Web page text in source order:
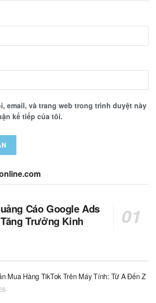
email, và trang web trong trình duyệt này
kế tiếp của tôi.
Cáo Google Ads
Trưởng Kinh
Mua Hàng TikTok Trên Máy Tính: Từ A Đến Z